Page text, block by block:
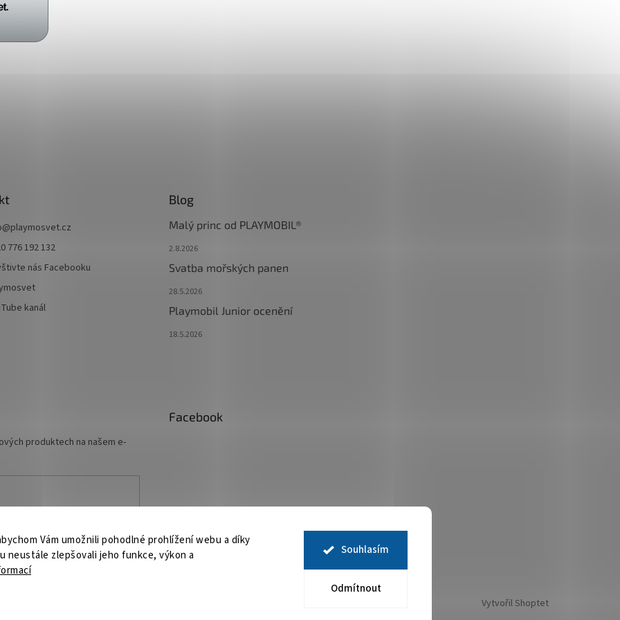
Vám umožnili pohodlné prohlížení webu a díky
neustále zlepšovali jeho funkce, výkon a
Odmítnout
Souhlasím
@playmosvet.cz
776 192 132
nás Facebooku
kanál
Blog
Malý princ od PLAYMOBIL®
2.8.2026
Svatba mořských panen
28.5.2026
Playmobil Junior ocenění
18.5.2026
produktech na našem e-
Facebook
Vytvořil Shoptet